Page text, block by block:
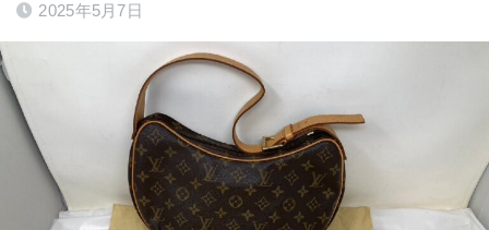
2025年5月7日